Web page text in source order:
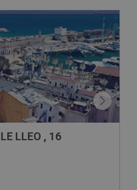
LLEO , 16